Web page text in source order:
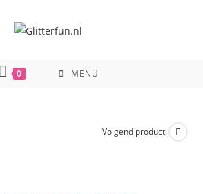
0 MENU
Volgend product